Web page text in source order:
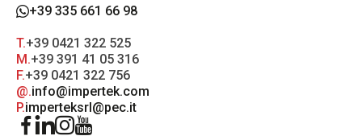
+39 335 661 66 98
T.+39 0421 322 525
M.+39 391 41 05 316
F.+39 0421 322 756
@.info@impertek.com
P.imperteksrl@pec.it